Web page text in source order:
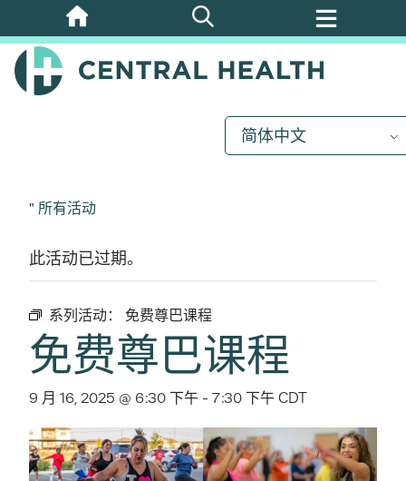
跳
至
主
简体中文
" 所有活动
此活动已过期。
系列活动： 免费尊巴课程
免费尊巴课程
9 月 16, 2025 @ 6:30 下午 - 7:30 下午CDT